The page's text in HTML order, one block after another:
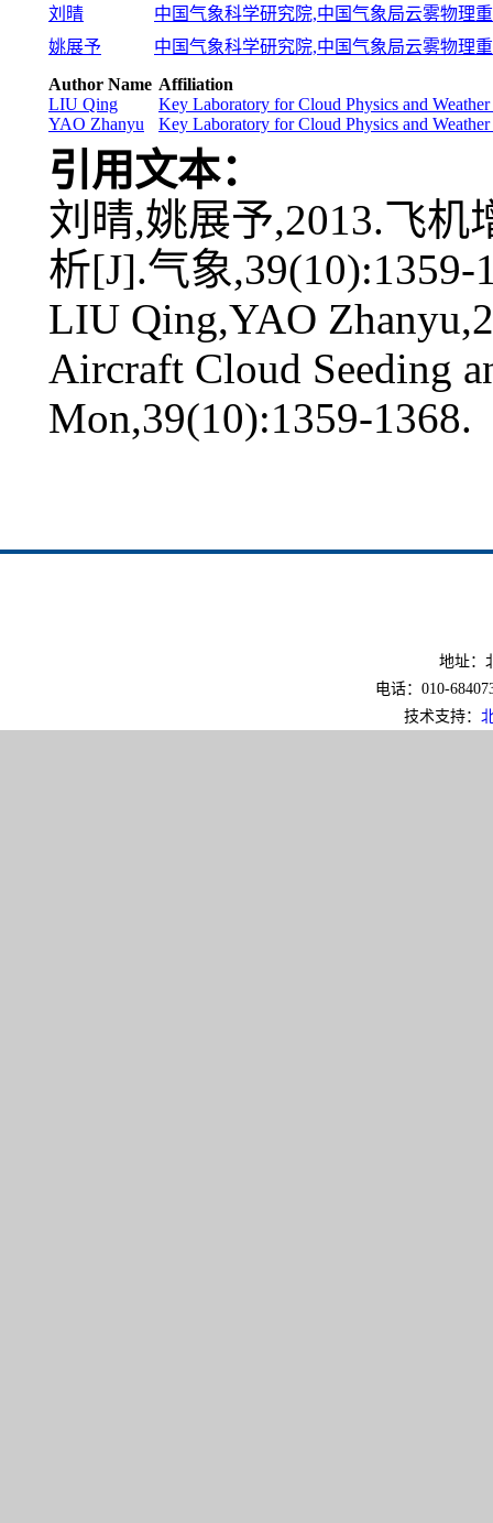
刘晴
中国气象科学研究院,中国气象局云雾物理
姚展予
中国气象科学研究院,中国气象局云雾物理
Author Name Affiliation
LIU Qing
Key Laboratory for Cloud Physics and
YAO Zhanyu
Key Laboratory for Cloud Physics and
引用文本：
刘晴,姚展予,2013.飞
析[J].气象,39(10):1359-
LIU Qing,YAO
Aircraft Cloud Seeding
Mon,39(10):1359-1368.
地址：
电话：010-
技术支持：